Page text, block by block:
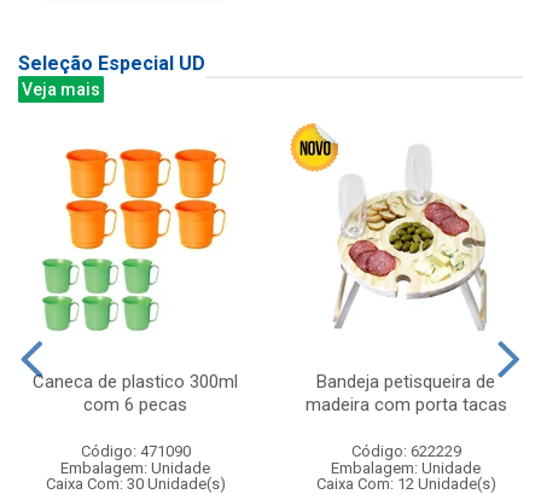
Seleção Especial UD
Veja mais
Caneca de plastico 300ml
com 6 pecas
Código: 471090
Embalagem: Unidade
Caixa Com: 30 Unidade(s)
Bandeja petisqueira de
madeira com porta tacas
Código: 622229
Embalagem: Unidade
Caixa Com: 12 Unidade(s)